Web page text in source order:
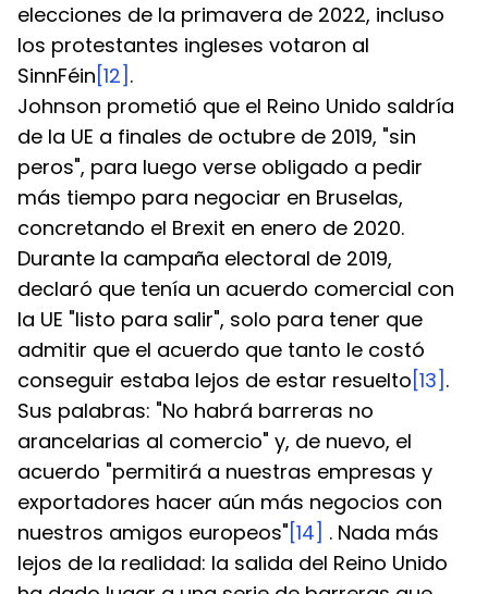
elecciones de la primavera de 2022, incluso
los protestantes ingleses votaron al
SinnFéin [12] .
Johnson prometió que el Reino Unido saldría
de la UE a finales de octubre de 2019, "sin
peros", para luego verse obligado a pedir
más tiempo para negociar en Bruselas,
concretando el Brexit en enero de 2020.
Durante la campaña electoral de 2019,
declaró que tenía un acuerdo comercial con
la UE "listo para salir", solo para tener que
admitir que el acuerdo que tanto le costó
conseguir estaba lejos de estar resuelto [13] .
Sus palabras: "No habrá barreras no
arancelarias al comercio" y, de nuevo, el
acuerdo "permitirá a nuestras empresas y
exportadores hacer aún más negocios con
nuestros amigos europeos" [14] . Nada más
lejos de la realidad: la salida del Reino Unido